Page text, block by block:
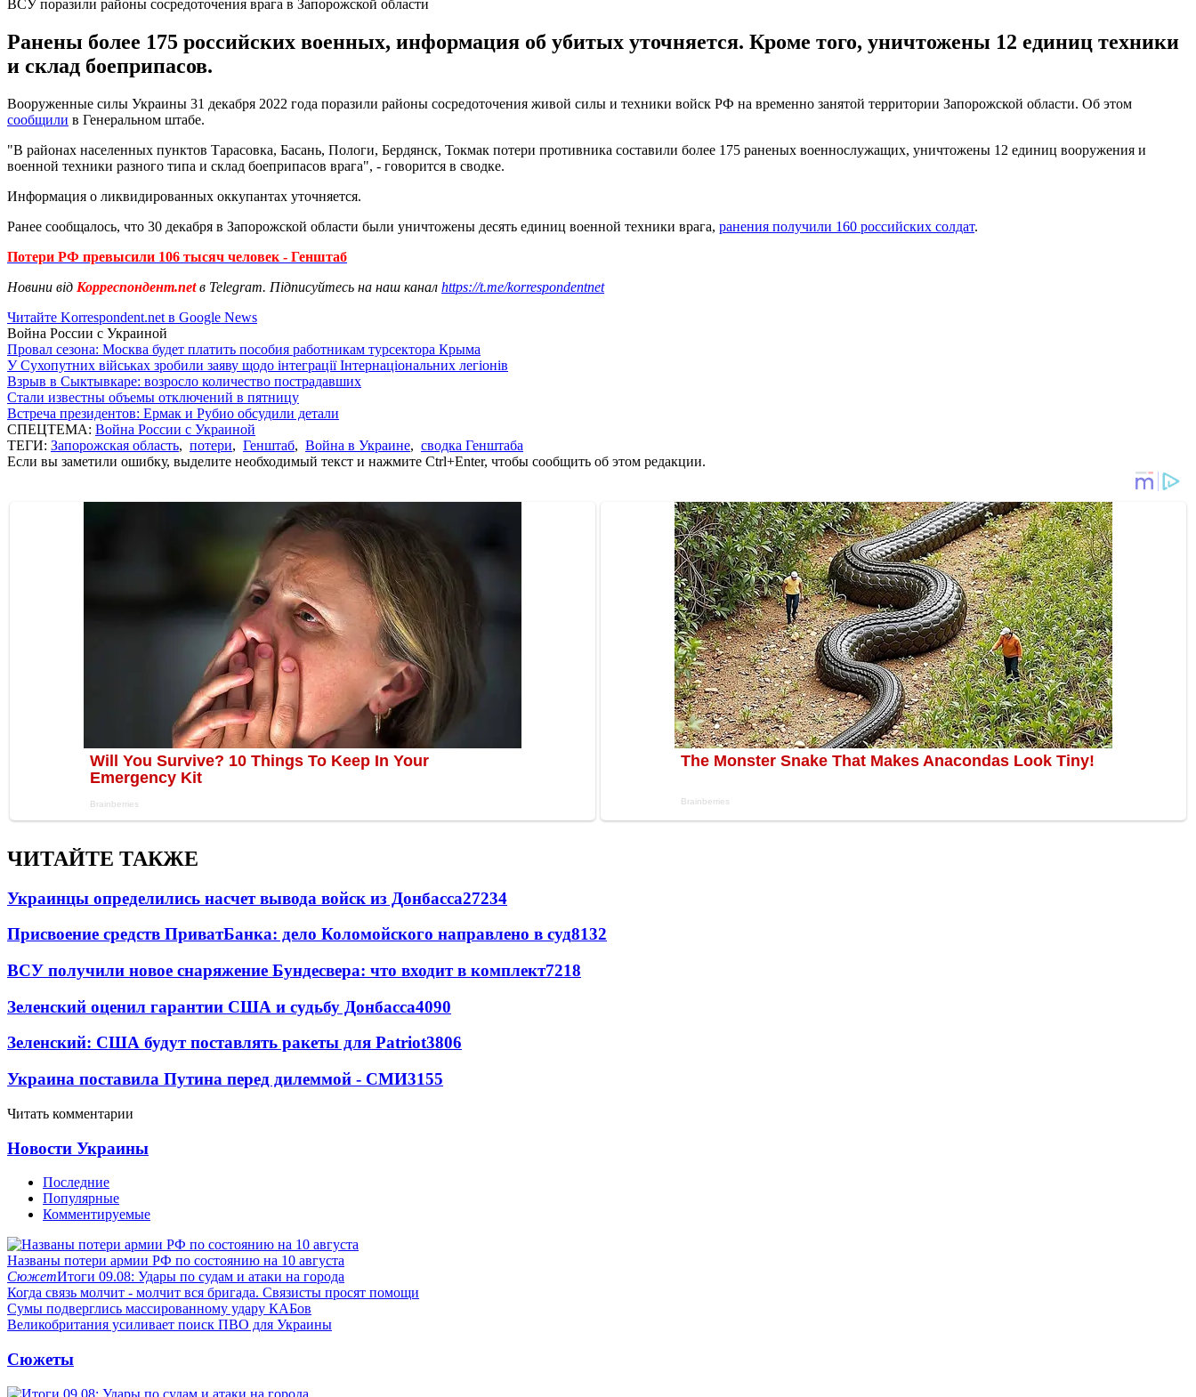
ВСУ поразили районы сосредоточения врага в Запорожской области
Ранены более 175 российских военных, информация об убитых уточняется. Кроме того, уничтожены 12 единиц техники
и склад боеприпасов.
Вооруженные силы Украины 31 декабря 2022 года поразили районы сосредоточения живой силы и техники войск РФ на временно занятой территории Запорожской области. Об этом
сообщили в Генеральном штабе.
"В районах населенных пунктов Тарасовка, Басань, Пологи, Бердянск, Токмак потери противника составили более 175 раненых военнослужащих, уничтожены 12 единиц вооружения и
военной техники разного типа и склад боеприпасов врага", - говорится в сводке.
Информация о ликвидированных оккупантах уточняется.
Ранее сообщалось, что 30 декабря в Запорожской области были уничтожены десять единиц военной техники врага, ранения получили 160 российских солдат.
Потери РФ превысили 106 тысяч человек - Генштаб
Новини від Корреспондент.netв Telegram. Підписуйтесь на наш канал https://t.me/korrespondentnet
Читайте Korrespondent.net в Google News
Война России с Украиной
Провал сезона: Москва будет платить пособия работникам турсектора Крыма
У Сухопутних військах зробили заяву щодо інтеграції Інтернаціональних легіонів
Взрыв в Сыктывкаре: возросло количество пострадавших
Стали известны объемы отключений в пятницу
Встреча президентов: Ермак и Рубио обсудили детали
СПЕЦТЕМА: Война России с Украиной
ТЕГИ: Запорожская область, потери, Генштаб, Война в Украине, сводка Генштаба
Если вы заметили ошибку, выделите необходимый текст и нажмите Ctrl+Enter, чтобы сообщить об этом редакции.
ЧИТАЙТЕ ТАКЖЕ
Украинцы определились насчет вывода войск из Донбасса27234
Присвоение средств ПриватБанка: дело Коломойского направлено в суд8132
ВСУ получили новое снаряжение Бундесвера: что входит в комплект7218
Зеленский оценил гарантии США и судьбу Донбасса4090
Зеленский: США будут поставлять ракеты для Patriot3806
Украина поставила Путина перед дилеммой - СМИ3155
Читать комментарии
Новости Украины
Последние
Популярные
Комментируемые
Названы потери армии РФ по состоянию на 10 августа
СюжетИтоги 09.08: Удары по судам и атаки на города
Когда связь молчит - молчит вся бригада. Связисты просят помощи
Сумы подверглись массированному удару КАБов
Великобритания усиливает поиск ПВО для Украины
Сюжеты